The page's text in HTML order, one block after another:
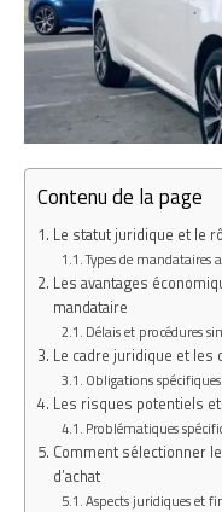
Contenu de la page
Le statut juridique et le
Types de mandataires
Les avantages
mandataire
Délais et procédures
Le cadre juridique et
Obligations
Les risques potentiels
Problématiques
Comment sélectionner
d’achat
Aspects juridiques et